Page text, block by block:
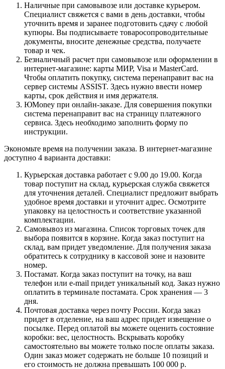
Наличные при самовывозе или доставке курьером.
Специалист свяжется с вами в день доставки, чтобы
уточнить время и заранее подготовить сдачу с любой
купюры. Вы подписываете товаросопроводительные
документы, вносите денежные средства, получаете
товар и чек.
Безналичный расчет при самовывозе или оформлении в
интернет-магазине: карты МИР, Visa и MasterCard.
Чтобы оплатить покупку, система перенаправит вас на
сервер системы ASSIST. Здесь нужно ввести номер
карты, срок действия и имя держателя.
ЮMoney при онлайн-заказе. Для совершения покупки
система перенаправит вас на страницу платежного
сервиса. Здесь необходимо заполнить форму по
инструкции.
Экономьте время на получении заказа. В интернет-магазине
доступно 4 варианта доставки:
Курьерская доставка работает с 9.00 до 19.00. Когда
товар поступит на склад, курьерская служба свяжется
для уточнения деталей. Специалист предложит выбрать
удобное время доставки и уточнит адрес. Осмотрите
упаковку на целостность и соответствие указанной
комплектации.
Самовывоз из магазина. Список торговых точек для
выбора появится в корзине. Когда заказ поступит на
склад, вам придет уведомление. Для получения заказа
обратитесь к сотруднику в кассовой зоне и назовите
номер.
Постамат. Когда заказ поступит на точку, на ваш
телефон или e-mail придет уникальный код. Заказ нужно
оплатить в терминале постамата. Срок хранения — 3
дня.
Почтовая доставка через почту России. Когда заказ
придет в отделение, на ваш адрес придет извещение о
посылке. Перед оплатой вы можете оценить состояние
коробки: вес, целостность. Вскрывать коробку
самостоятельно вы можете только после оплаты заказа.
Один заказ может содержать не больше 10 позиций и
его стоимость не должна превышать 100 000 р.